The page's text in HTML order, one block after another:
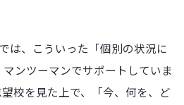
は、こういった「個別の状況に
ンツーマンでサポートしていま
校を見た上で、「今、何を、ど